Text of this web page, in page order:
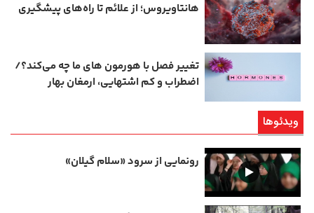
هانتاویروس؛ از علائم تا راه‌های پیشگیری
تغییر فصل با هورمون‌ های ما چه می‌کند؟/
اضطراب و کم‌ اشتهایی، ارمغان بهار
ویدئوها
رونمایی از سرود «سلام گیلان»